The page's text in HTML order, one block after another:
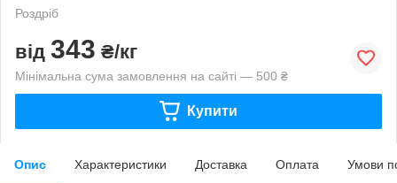
Роздріб
від 343 ₴/кг
Мінімальна сума замовлення на сайті — 500 ₴
Купити
Опис Характеристики Доставка Оплата Умови